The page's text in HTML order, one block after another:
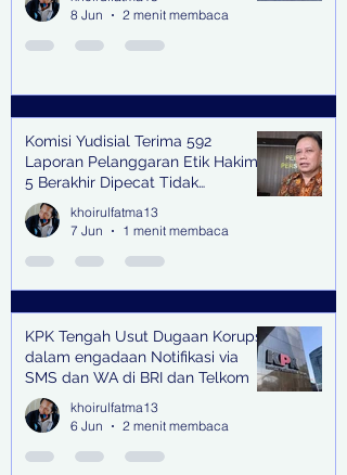
8 Jun
2 menit membaca
Komisi Yudisial Terima 592
Laporan Pelanggaran Etik Hakim,
5 Berakhir Dipecat Tidak
Terhormat
khoirulfatma13
7 Jun
1 menit membaca
KPK Tengah Usut Dugaan Korupsi
dalam engadaan Notifikasi via
SMS dan WA di BRI dan Telkom
khoirulfatma13
6 Jun
2 menit membaca